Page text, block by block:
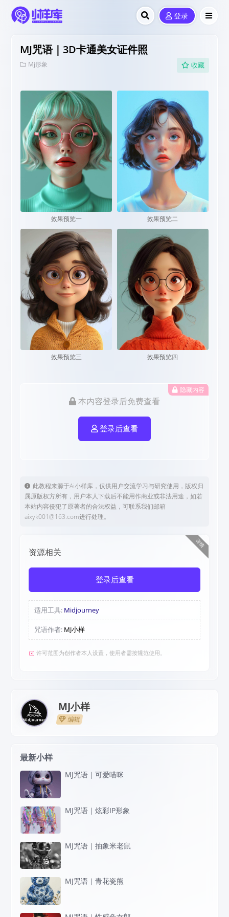
登录
MJ咒语｜3D卡通美女证件照
Mj形象 收藏
效果预览一 效果预览二
效果预览三 效果预览四
隐藏内容
本内容登录后免费查看
登录后查看
此教程来源于Ai小样库，仅供用户交流学习与研究使用，版权归
属原版权方所有，用户本人下载后不能用作商业或非法用途，如若
本站内容侵犯了原著者的合法权益，可联系我们邮箱
aixyk001@163.com进行处理。
详情
资源相关
登录后查看
适用工具: Midjourney
咒语作者: MJ小样
许可范围为创作者本人设置，使用者需按规范使用。
MJ小样
编辑
最新小样
MJ咒语｜可爱喵咪
MJ咒语｜炫彩IP形象
MJ咒语｜抽象米老鼠
MJ咒语｜青花瓷熊